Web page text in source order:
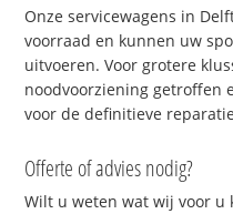
Onze servicewagens in
voorraad en kunnen uw
uitvoeren. Voor grotere
noodvoorziening getroffen
voor de definitieve
Offerte of advies nodig?
Wilt u weten wat wij voor u